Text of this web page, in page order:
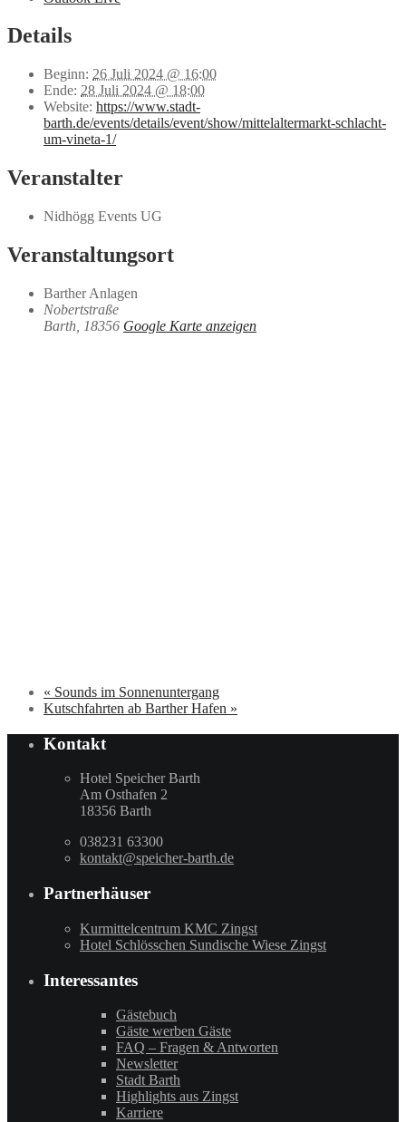
Details
Beginn: 26 Juli 2024 @ 16:00
Ende: 28 Juli 2024 @ 18:00
Website: https://www.stadt-
barth.de/events/details/event/show/mittelaltermarkt-schlacht-
um-vineta-1/
Veranstalter
Nidhögg Events UG
Veranstaltungsort
Barther Anlagen
Nobertstraße
Barth 18356 Google Karte anzeigen
« Sounds im Sonnenuntergang
Kutschfahrten ab Barther Hafen »
Kontakt
Hotel Speicher Barth
Am Osthafen 2
18356 Barth
038231 63300
kontakt@speicher-barth.de
Partnerhäuser
Kurmittelcentrum KMC Zingst
Hotel Schlösschen Sundische Wiese Zingst
Interessantes
Gästebuch
Gäste werben Gäste
FAQ – Fragen & Antworten
Newsletter
Stadt Barth
Highlights aus Zingst
Karriere